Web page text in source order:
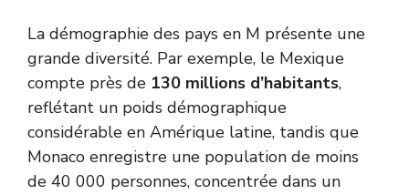
La démographie des pays en M présente une
grande diversité. Par exemple, le Mexique
compte près de 130 millions d’habitants,
reflétant un poids démographique
considérable en Amérique latine, tandis que
Monaco enregistre une population de moins
de 40 000 personnes, concentrée dans un